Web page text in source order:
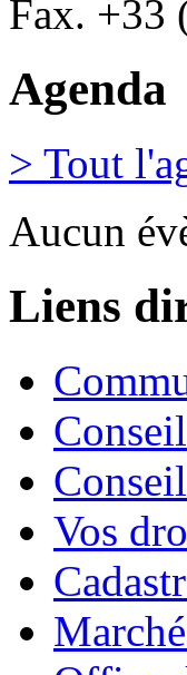
Fax. +33
Agenda
> Tout
Aucun
Liens
Vos